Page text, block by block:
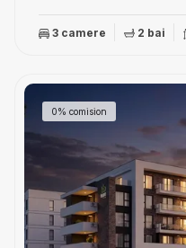
3 camere 2 bai
0% comision